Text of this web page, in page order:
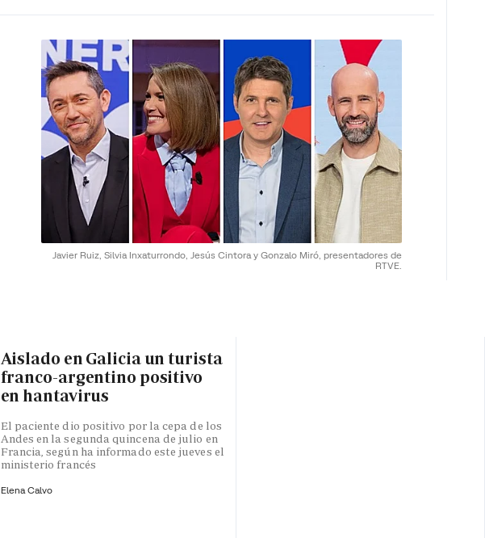
Javier Ruiz, Silvia Inxaturrondo, Jesús Cintora y Gonzalo Miró, presentadores de
RTVE.
Aislado en Galicia un turista
franco-argentino positivo
en hantavirus
El paciente dio positivo por la cepa de los
Andes en la segunda quincena de julio en
Francia, según ha informado este jueves el
ministerio francés
Elena Calvo